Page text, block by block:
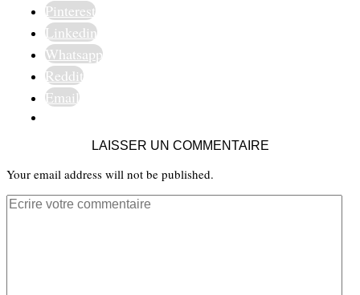
Pinterest
Linkedin
Whatsapp
Reddit
Email
LAISSER UN COMMENTAIRE
Your email address will not be published.